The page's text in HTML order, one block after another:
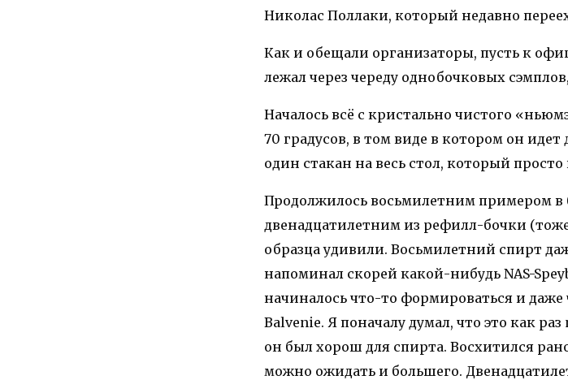
Николас Поллаки, который недавно
Как и обещали организаторы, пусть к
лежал через череду однобочковых
Началось всё с кристально чистого
70 градусов, в том виде в котором он
один стакан на весь стол, который
Продолжилось восьмилетним примером в
двенадцатилетним из рефилл-бочки
образца удивили. Восьмилетний спирт
напоминал скорей какой-нибудь NAS-
начиналось что-то формироваться и
Balvenie. Я поначалу думал, что это как
он был хорош для спирта. Восхитился
можно ожидать и большего.